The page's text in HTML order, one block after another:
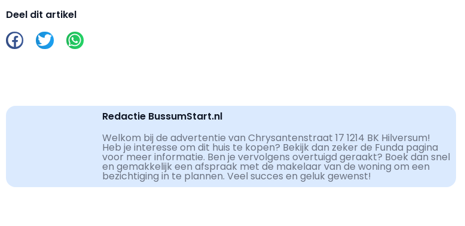
Deel dit artikel
Redactie BussumStart.nl
Welkom bij de advertentie van Chrysantenstraat 17 1214 BK Hilversum!
Heb je interesse om dit huis te kopen? Bekijk dan zeker de Funda pagina
voor meer informatie. Ben je vervolgens overtuigd geraakt? Boek dan snel
en gemakkelijk een afspraak met de makelaar van de woning om een
bezichtiging in te plannen. Veel succes en geluk gewenst!